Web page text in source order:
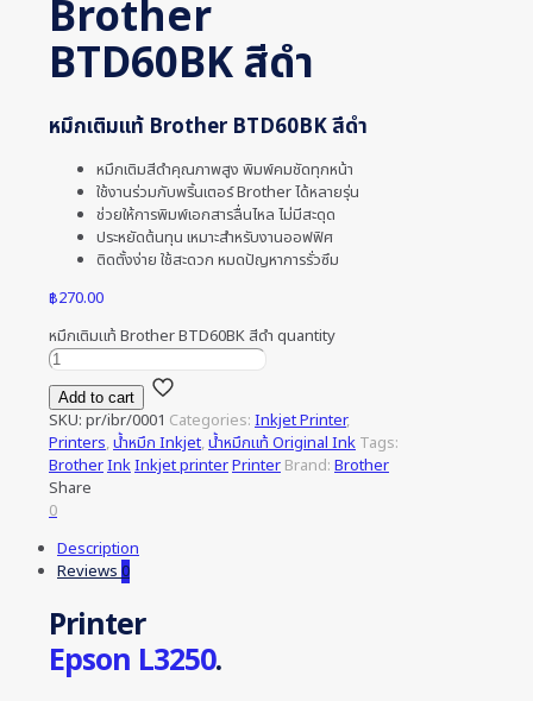
Brother
BTD60BK สีดำ
หมึกเติมแท้ Brother BTD60BK สีดำ
หมึกเติมสีดำคุณภาพสูง พิมพ์คมชัดทุกหน้า
ใช้งานร่วมกับพริ้นเตอร์ Brother ได้หลายรุ่น
ช่วยให้การพิมพ์เอกสารลื่นไหล ไม่มีสะดุด
ประหยัดต้นทุน เหมาะสำหรับงานออฟฟิศ
ติดตั้งง่าย ใช้สะดวก หมดปัญหาการรั่วซึม
฿270.00
หมึกเติมแท้ Brother BTD60BK สีดำ quantity
Add to cart
SKU: pr/ibr/0001 Categories: Inkjet Printer,
Printers,น้ำหมึก Inkjet,น้ำหมึกแท้ Original Ink Tags:
BrotherInkInkjet printerPrinter Brand: Brother
Share
0
Description
Reviews 0
Printer
Epson L3250.